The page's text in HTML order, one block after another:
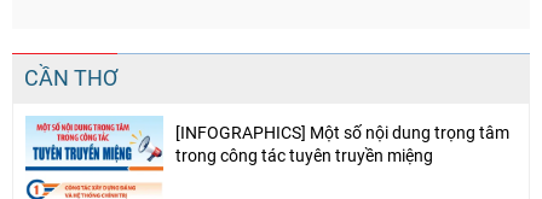
CẦN THƠ
[INFOGRAPHICS] Một số nội dung trọng tâm
trong công tác tuyên truyền miệng